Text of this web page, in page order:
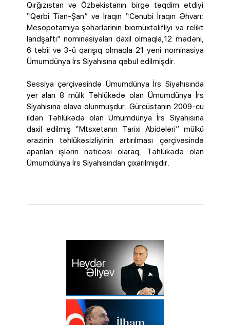
Qırğızıstan və Özbəkistanın birgə təqdim etdiyi
“Qərbi Tian-Şan” və İraqın “Cənubi İraqın Əhvarı:
Mesopotamiya şəhərlərinin biomüxtəlifliyi və relikt
landşaftı” nominasiyaları daxil olmaqla,12 mədəni,
6 təbii və 3-ü qarışıq olmaqla 21 yeni nominasiya
Ümumdünya İrs Siyahısına qəbul edilmişdir.
Sessiya çərçivəsində Ümumdünya İrs Siyahısında
yer alan 8 mülk Təhlükədə olan Ümumdünya İrs
Siyahısına əlavə olunmuşdur. Gürcüstanın 2009-cu
ildən Təhlükədə olan Ümumdünya İrs Siyahısına
daxil edilmiş “Mtsxetanın Tarixi Abidələri” mülkü
ərazinin təhlükəsizliyinin artırılması çərçivəsində
aparılan işlərin nəticəsi olaraq, Təhlükədə olan
Ümumdünya İrs Siyahısından çıxarılmışdır.